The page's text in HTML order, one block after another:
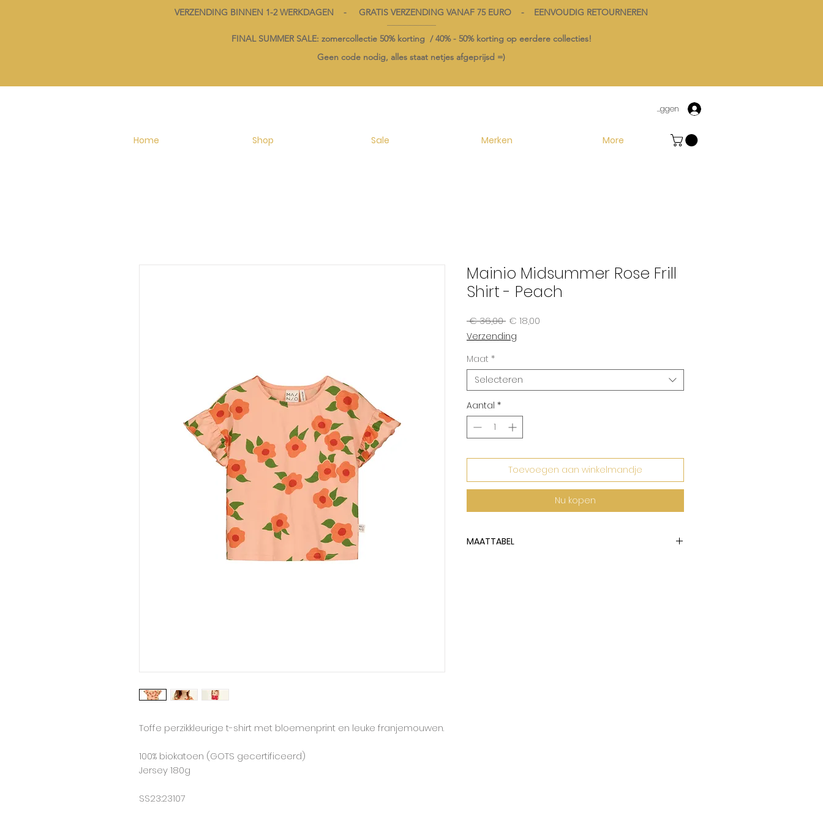
VERZENDING BINNEN 1-2 WERKDAGEN - GRATIS VERZENDING VANAF 75 EURO - EENVOUDIG RETOURNEREN
----------------------------------------
FINAL SUMMER SALE: zomercollectie 50% korting /40% - 50% korting op eerdere collecties!
Geen code nodig, alles staat netjes afgeprijsd =)
Inloggen
Home Shop Sale Merken More
Toffe perzikkleurige t-shirt met bloemenprint en leuke franjemouwen.
100% biokatoen (GOTS gecertificeerd)
Jersey 180g
SS23:23107
Mainio Midsummer Rose Frill
Shirt - Peach
€ 36,00 Normale
€ 18,00
Verzending
Maat *
Selecteren
Aantal *
Toevoegen aan winkelmandje
Nu kopen
MAATTABEL